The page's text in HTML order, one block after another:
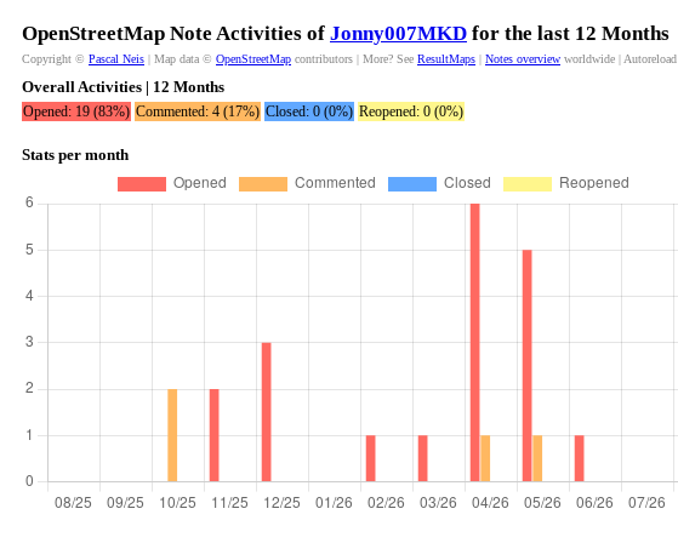
OpenStreetMap Note Activities of Jonny007MKD for the last 12 Months
Copyright © Pascal Neis | Map data © OpenStreetMap contributors | More? See ResultMaps | Notes overview worldwide | Autoreload
Overall Activities | 12 Months
Opened: 19 (83%) Commented: 4 (17%) Closed: 0 (0%) Reopened: 0 (0%)
Stats per month